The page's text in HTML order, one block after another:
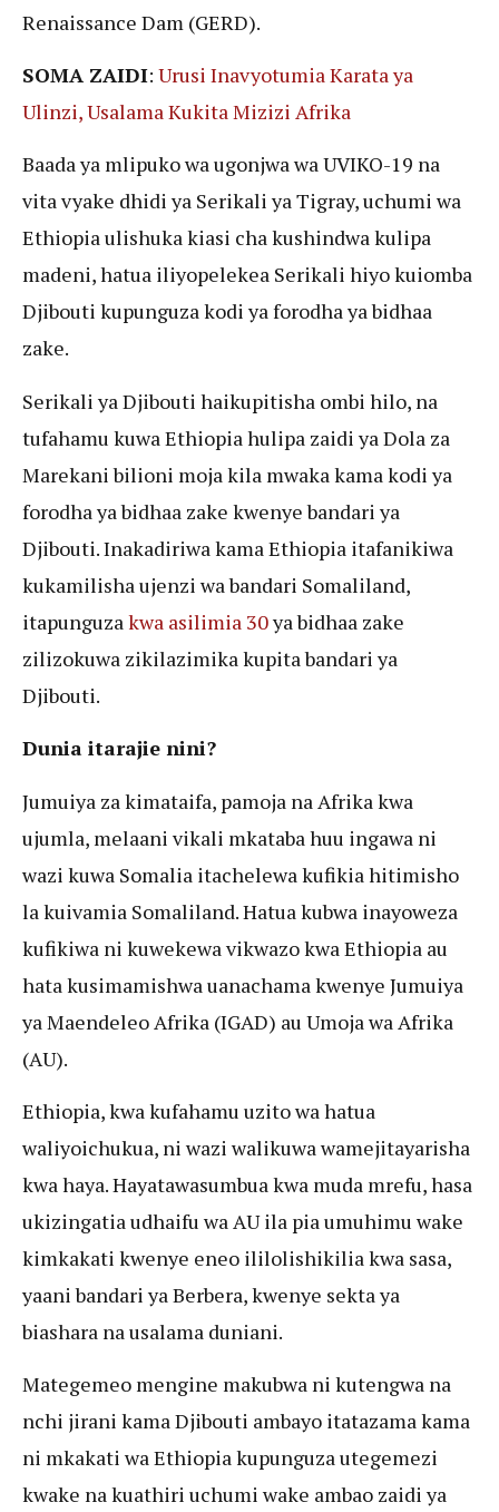
Renaissance Dam (GERD).
SOMA ZAIDI: Urusi Inavyotumia Karata ya
Ulinzi, Usalama Kukita Mizizi Afrika
Baada ya mlipuko wa ugonjwa wa UVIKO-19 na
vita vyake dhidi ya Serikali ya Tigray, uchumi wa
Ethiopia ulishuka kiasi cha kushindwa kulipa
madeni, hatua iliyopelekea Serikali hiyo kuiomba
Djibouti kupunguza kodi ya forodha ya bidhaa
zake.
Serikali ya Djibouti haikupitisha ombi hilo, na
tufahamu kuwa Ethiopia hulipa zaidi ya Dola za
Marekani bilioni moja kila mwaka kama kodi ya
forodha ya bidhaa zake kwenye bandari ya
Djibouti. Inakadiriwa kama Ethiopia itafanikiwa
kukamilisha ujenzi wa bandari Somaliland,
itapunguza kwa asilimia 30ya bidhaa zake
zilizokuwa zikilazimika kupita bandari ya
Djibouti.
Dunia itarajie nini?
Jumuiya za kimataifa, pamoja na Afrika kwa
ujumla, melaani vikali mkataba huu ingawa ni
wazi kuwa Somalia itachelewa kufikia hitimisho
la kuivamia Somaliland. Hatua kubwa inayoweza
kufikiwa ni kuwekewa vikwazo kwa Ethiopia au
hata kusimamishwa uanachama kwenye Jumuiya
ya Maendeleo Afrika (IGAD) au Umoja wa Afrika
(AU).
Ethiopia, kwa kufahamu uzito wa hatua
waliyoichukua, ni wazi walikuwa wamejitayarisha
kwa haya. Hayatawasumbua kwa muda mrefu, hasa
ukizingatia udhaifu wa AU ila pia umuhimu wake
kimkakati kwenye eneo ililolishikilia kwa sasa,
yaani bandari ya Berbera, kwenye sekta ya
biashara na usalama duniani.
Mategemeo mengine makubwa ni kutengwa na
nchi jirani kama Djibouti ambayo itatazama kama
ni mkakati wa Ethiopia kupunguza utegemezi
kwake na kuathiri uchumi wake ambao zaidi ya